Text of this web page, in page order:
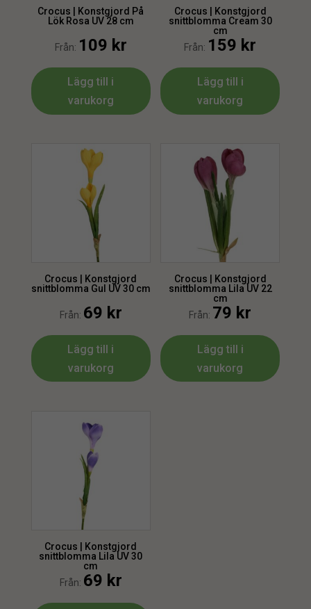
Crocus | Konstgjord På
Lök Rosa UV 28 cm
Från: 109 kr
Lägg till i
varukorg
Crocus | Konstgjord
snittblomma Cream 30
cm
Från: 159 kr
Lägg till i
varukorg
Crocus | Konstgjord
snittblomma Gul UV 30 cm
Från: 69 kr
Lägg till i
varukorg
Crocus | Konstgjord
snittblomma Lila UV 22
cm
Från: 79 kr
Lägg till i
varukorg
Crocus | Konstgjord
snittblomma Lila UV 30
cm
Från: 69 kr